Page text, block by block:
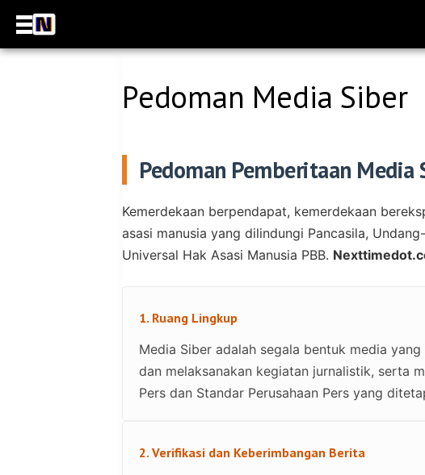
Pedoman Media Siber
Pedoman Pemberitaan Media
Kemerdekaan berpendapat, kemerdekaan
asasi manusia yang dilindungi Pancasila,
Universal Hak Asasi Manusia PBB.
1. Ruang Lingkup
Media Siber adalah segala bentuk media
dan melaksanakan kegiatan jurnalistik, serta
Pers dan Standar Perusahaan Pers yang
2. Verifikasi dan Keberimbangan Berita